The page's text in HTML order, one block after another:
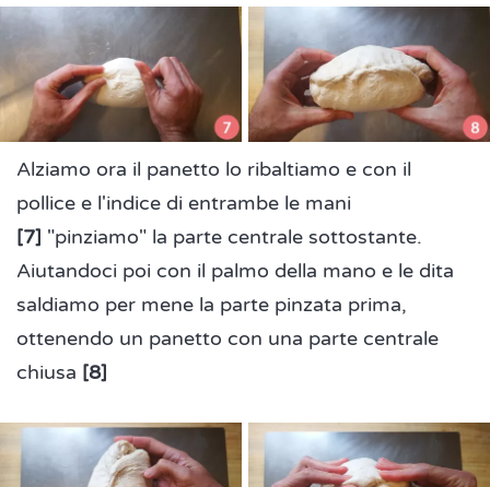
Alziamo ora il panetto lo ribaltiamo e con il
pollice e l'indice di entrambe le mani
[7] "pinziamo" la parte centrale sottostante.
Aiutandoci poi con il palmo della mano e le dita
saldiamo per mene la parte pinzata prima,
ottenendo un panetto con una parte centrale
chiusa [8]